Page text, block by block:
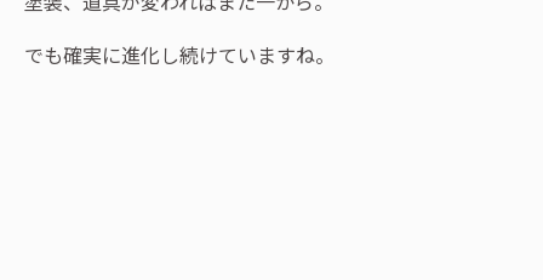
でも確実に進化し続けていますね。